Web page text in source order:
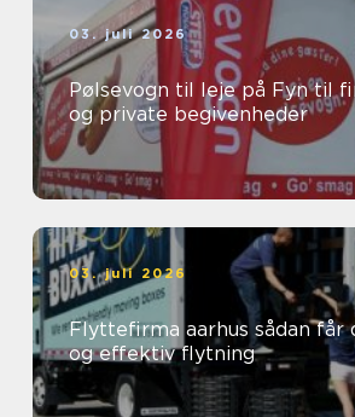
03. juli 2026
Pølsevogn til leje på Fyn til
og private begivenheder
03. juli 2026
Flyttefirma aarhus sådan får du en tryg
og effektiv flytning